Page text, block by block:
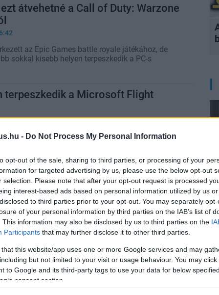
- Do Not Process My Personal Information
opt-out of the sale, sharing to third parties, or processing of your
for targeted advertising by us, please use the below opt-out
selection. Please note that after your opt-out request is processed
interest-based ads based on personal information utilized by us
to third parties prior to your opt-out. You may separately
of your personal information by third parties on the IAB’s list of
This information may also be disclosed by us to third parties on the
Participants that may further disclose it to other third parties.
that this website/app uses one or more Google services and may
but not limited to your visit or usage behaviour. You may
to Google and its third-party tags to use your data for below
consent section.
átvehetné a Call of Duty: Warzone
az Epic Games battle royale játékához, de
sokkal kisebb helyen terpeszkedik a PC-s
terpeszkedik a Microsoft Flight
rétegű DVD kellett, hogy a Microsoft Flight
Us Part II - két lemezen terpeszkedik
Dog leghosszabb játéka, így bőven kell is neki a
- kevesebb helyet fog foglalni, de
kis ára
bővítmények sem fognak hatalmas tárhelyen